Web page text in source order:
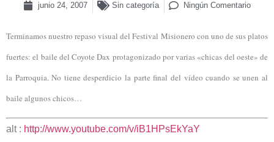
junio 24, 2007 Sin categoría Ningún Comentario
Terminamos nuestro repaso visual del Festival Misionero con uno de sus platos
fuertes: el baile del Coyote Dax protagonizado por varias «chicas del oeste» de
la Parroquia. No tiene desperdicio la parte final del vídeo cuando se unen al
baile algunos chicos…
alt : http://www.youtube.com/v/iB1HPsEkYaY